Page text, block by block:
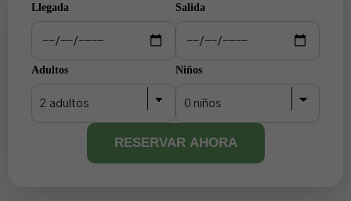
Llegada Salida
Adultos Niños
RESERVAR AHORA